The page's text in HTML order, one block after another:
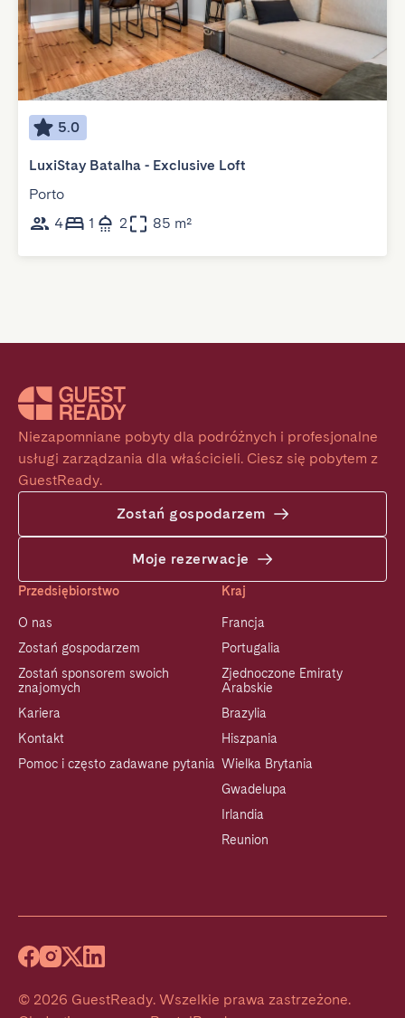
5.0
LuxiStay Batalha - Exclusive Loft
Porto
4
1 2 85 m²
Niezapomniane pobyty dla podróżnych i profesjonalne
usługi zarządzania dla właścicieli. Ciesz się pobytem z
GuestReady.
Zostań gospodarzem
Moje rezerwacje
Przedsiębiorstwo
O nas
Zostań gospodarzem
Zostań sponsorem swoich
znajomych
Kariera
Kontakt
Pomoc i często zadawane pytania
Kraj
Francja
Portugalia
Zjednoczone Emiraty
Arabskie
Brazylia
Hiszpania
Wielka Brytania
Gwadelupa
Irlandia
Reunion
© 2026 GuestReady. Wszelkie prawa zastrzeżone.